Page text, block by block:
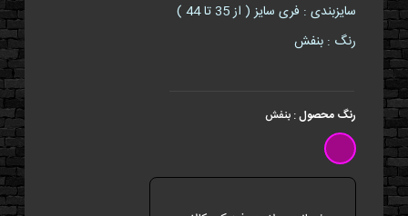
سایزبندی : فری سایز ( از 35 تا 44 )
رنگ : بنفش
رنگ محصول: بنفش